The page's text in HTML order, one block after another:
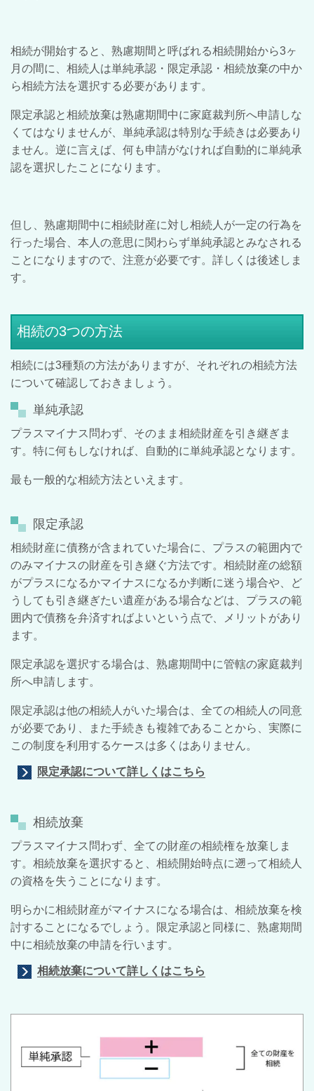
相続が開始すると、熟慮期間と呼ばれる相続開始から3ヶ
月の間に、相続人は単純承認・限定承認・相続放棄の中か
ら相続方法を選択する必要があります。
限定承認と相続放棄は熟慮期間中に家庭裁判所へ申請しな
くてはなりませんが、単純承認は特別な手続きは必要あり
ません。逆に言えば、何も申請がなければ自動的に単純承
認を選択したことになります。
但し、熟慮期間中に相続財産に対し相続人が一定の行為を
行った場合、本人の意思に関わらず単純承認とみなされる
ことになりますので、注意が必要です。詳しくは後述しま
す。
相続の3つの方法
相続には3種類の方法がありますが、それぞれの相続方法
について確認しておきましょう。
単純承認
プラスマイナス問わず、そのまま相続財産を引き継ぎま
す。特に何もしなければ、自動的に単純承認となります。
最も一般的な相続方法といえます。
限定承認
相続財産に債務が含まれていた場合に、プラスの範囲内で
のみマイナスの財産を引き継ぐ方法です。相続財産の総額
がプラスになるかマイナスになるか判断に迷う場合や、ど
うしても引き継ぎたい遺産がある場合などは、プラスの範
囲内で債務を弁済すればよいという点で、メリットがあり
ます。
限定承認を選択する場合は、熟慮期間中に管轄の家庭裁判
所へ申請します。
限定承認は他の相続人がいた場合は、全ての相続人の同意
が必要であり、また手続きも複雑であることから、実際に
この制度を利用するケースは多くはありません。
限定承認について詳しくはこちら
相続放棄
プラスマイナス問わず、全ての財産の相続権を放棄しま
す。相続放棄を選択すると、相続開始時点に遡って相続人
の資格を失うことになります。
明らかに相続財産がマイナスになる場合は、相続放棄を検
討することになるでしょう。限定承認と同様に、熟慮期間
中に相続放棄の申請を行います。
相続放棄について詳しくはこちら